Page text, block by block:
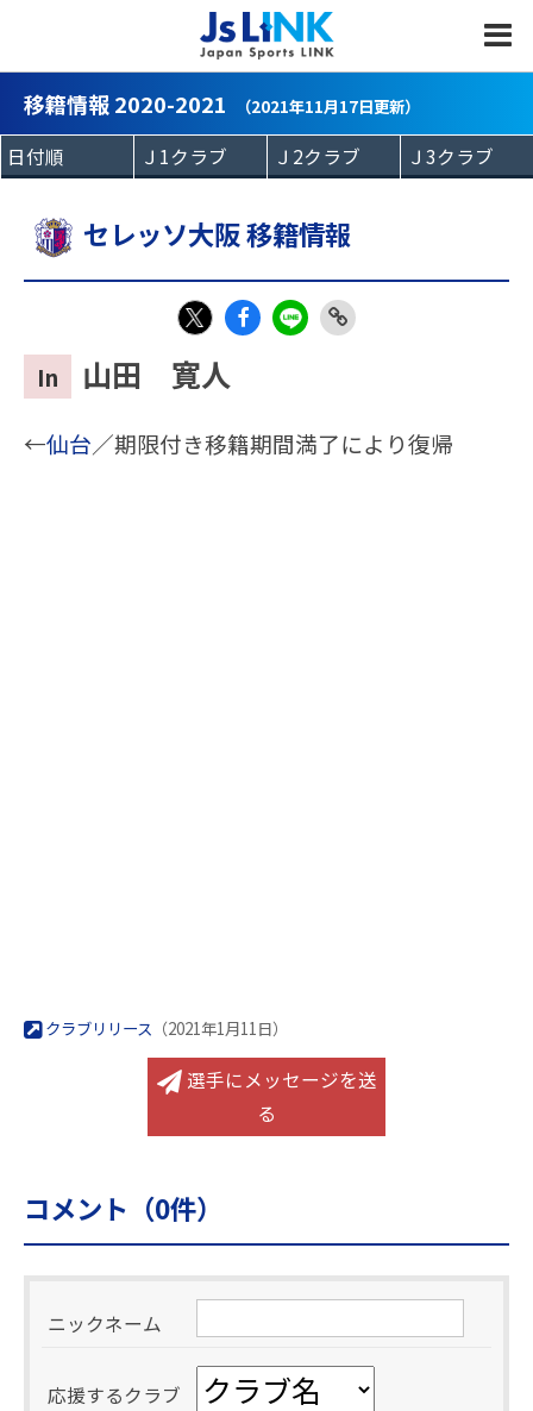
移籍情報 2020-2021 （2021年11月17日更新）
セレッソ大阪 移籍情報
eb
k
In 山田 寛人
←仙台／期限付き移籍期間満了により復帰
クラブリリース （2021年1月11日）
選手にメッセージを送
る
コメント（0件）
ニックネーム
応援するクラブ